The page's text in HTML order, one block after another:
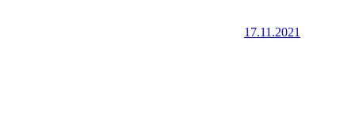
17.11.2021